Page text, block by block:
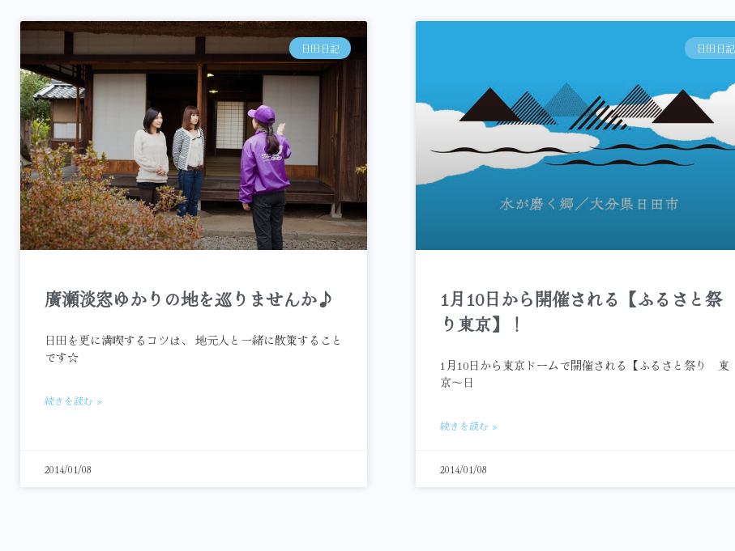
日田日記
廣瀬淡窓ゆかりの地を巡りませんか♪
日田を更に満喫するコツは、 地元人と一緒に散策すること
です☆
続きを読む »
2014/01/08
日田日記
1月10日から開催される【ふるさと祭
り東京】！
1月10日から東京ドームで開催される【ふるさと祭り 東
京～日
続きを読む »
2014/01/08